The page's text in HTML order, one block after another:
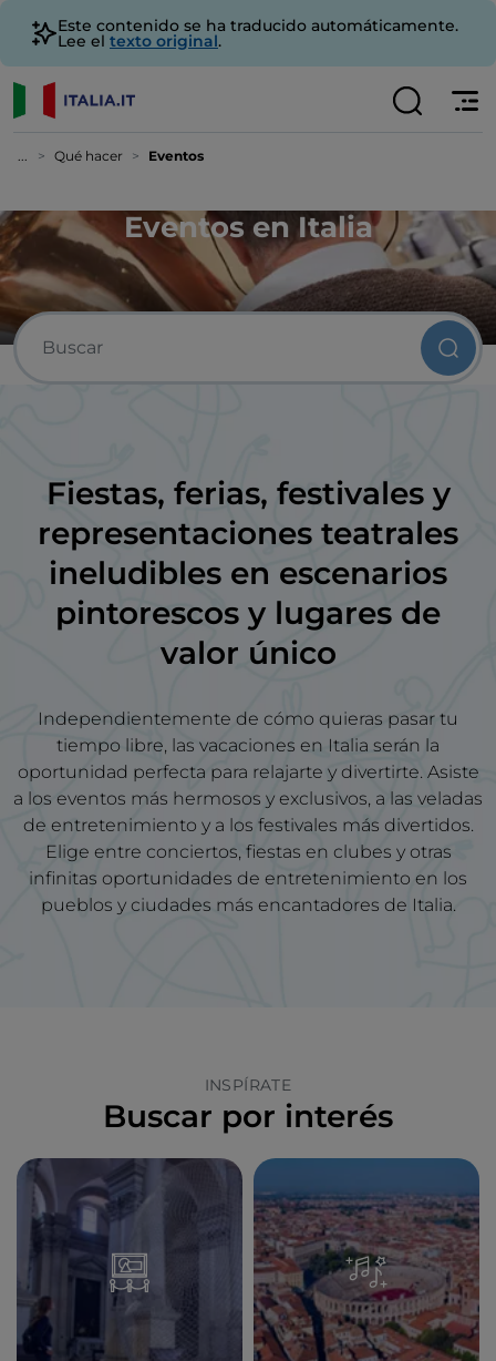
Este contenido se ha traducido automáticamente.
Lee el texto original.
... Qué hacer Eventos
Eventos en Italia
Fiestas, ferias, festivales y
representaciones teatrales
ineludibles en escenarios
pintorescos y lugares de
valor único
Independientemente de cómo quieras pasar tu
tiempo libre, las vacaciones en Italia serán la
oportunidad perfecta para relajarte y divertirte. Asiste
a los eventos más hermosos y exclusivos, a las veladas
de entretenimiento y a los festivales más divertidos.
Elige entre conciertos, fiestas en clubes y otras
infinitas oportunidades de entretenimiento en los
pueblos y ciudades más encantadores de Italia.
INSPÍRATE
Buscar por interés